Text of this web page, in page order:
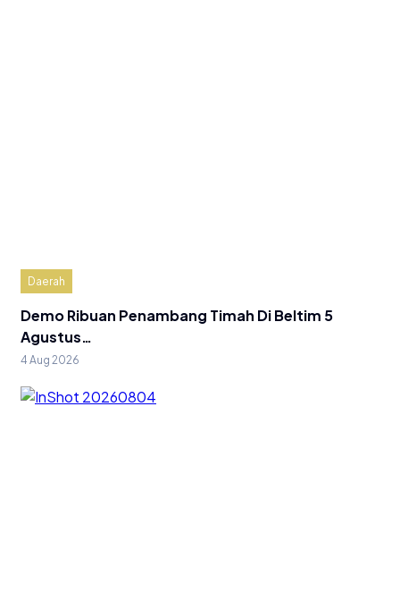
Daerah
Demo Ribuan Penambang Timah Di Beltim 5
Agustus…
4 Aug 2026